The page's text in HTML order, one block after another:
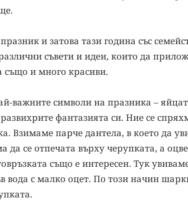
и затова тази година със
съвети и идеи, които да
също и много красиви.
важните символи на празника –
фантазията си. Ние се
Взимаме парче дантела, в което да
да се отпечата върху черупката, а
също е интересен. Тук
вода с малко оцет. По този начин